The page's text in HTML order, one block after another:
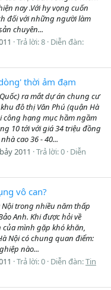
nay .Với hy vọng cuốn
đối với những người làm
chuyên...
Trả lời: 8 Diễn đàn:
thời ảm đạm
ra mắt dự án chung cư
đô thị Văn Phú (quận Hà
công hạng mục hầm ngầm
10 tới với giá 34 triệu đồng
cao 36 - 40...
2011 Trả lời: 0 Diễn
vô can?
trong nhiều năm thấp
Anh. Khi được hỏi về
mình gặp khó khăn,
Nội có chung quan điểm:
nào...
Trả lời: 0 Diễn đàn:Tin